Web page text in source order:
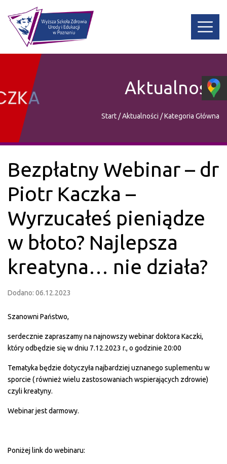
Aktualności
Start/Aktualności /Kategoria Główna
​​​​​​​Bezpłatny Webinar – dr
Piotr Kaczka –
Wyrzucałeś pieniądze
w błoto? Najlepsza
kreatyna… nie działa?
Dodano: 06.12.2023
Szanowni Państwo,
serdecznie zapraszamy na najnowszy webinar doktora Kaczki,
który odbędzie się w dniu 7.12.2023 r., o godzinie 20:00
Tematyka będzie dotyczyła najbardziej uznanego suplementu w
sporcie ( również wielu zastosowaniach wspierających zdrowie)
czyli kreatyny.
Webinar jest darmowy.
Poniżej link do webinaru: